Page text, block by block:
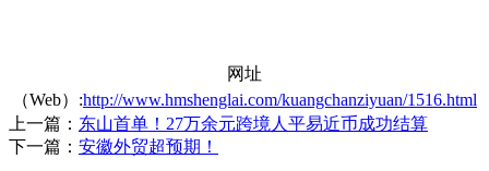
网址
（Web）:http://www.hmshenglai.com/kuangchanziyuan/1516.html
上一篇： 东山首单！27万余元跨境人平易近币成功结算
下一篇： 安徽外贸超预期！